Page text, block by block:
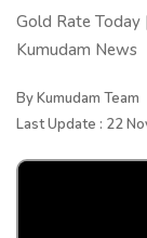
Gold Rate
Kumudam News
ByKumudam Team
Last Update : 22